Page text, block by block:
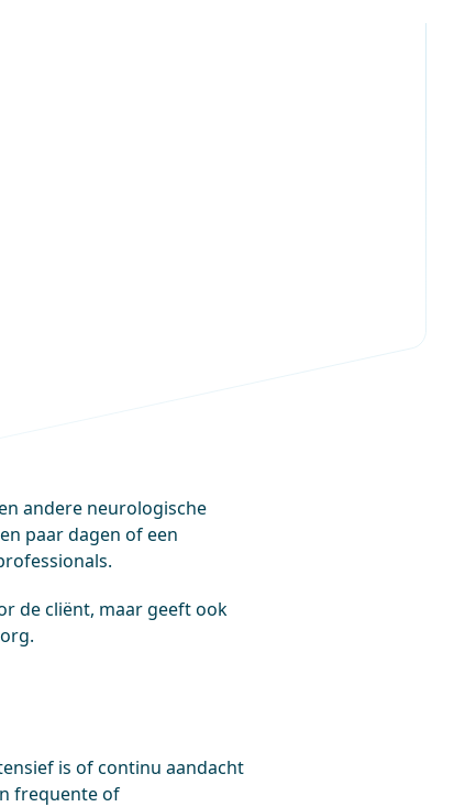
andere neurologische
paar dagen of een
de cliënt, maar geeft ook
is of continu aandacht
frequente of